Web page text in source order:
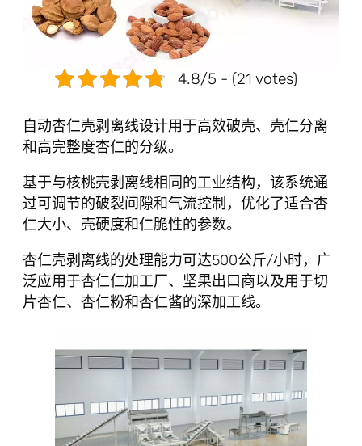
4.8/5 - (21 votes)
自动杏仁壳剥离线设计用于高效破壳、壳仁分离
和高完整度杏仁的分级。
基于与核桃壳剥离线相同的工业结构，该系统通
过可调节的破裂间隙和气流控制，优化了适合杏
仁大小、壳硬度和仁脆性的参数。
杏仁壳剥离线的处理能力可达500公斤/小时，广
泛应用于杏仁仁加工厂、坚果出口商以及用于切
片杏仁、杏仁粉和杏仁酱的深加工线。